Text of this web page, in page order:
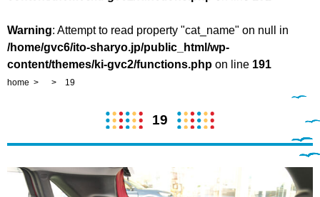
Warning: Attempt to read property "cat_name" on null in
/home/gvc6/ito-sharyo.jp/public_html/wp-
content/themes/ki-gvc2/functions.php on line 191
home 19
19